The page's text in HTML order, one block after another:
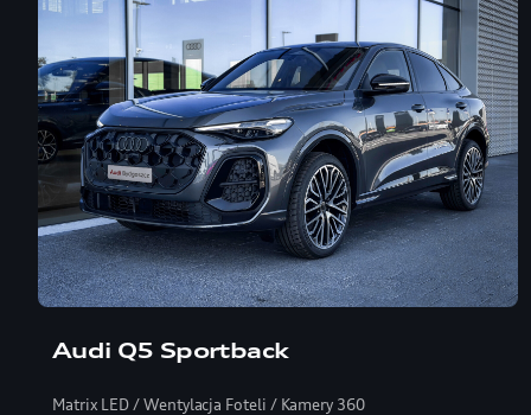
Audi Q5 Sportback
Matrix LED / Wentylacja Foteli / Kamery 360